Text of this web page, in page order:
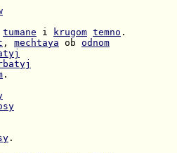
tumane i krugom temno
, mechtaya ob odnom
.
.